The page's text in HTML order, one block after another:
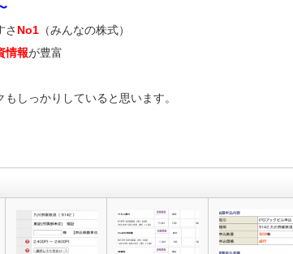
さ No1 （みんなの株式）
情報が豊富
しっかりしていると思います。